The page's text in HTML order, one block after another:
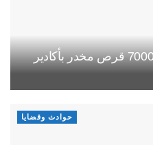
حوادث وقضايا